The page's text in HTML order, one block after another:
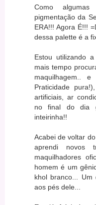
Como
pigmentação da
ERA!!! Agora É!!!
dessa palette é a
Estou utilizando
mais tempo
maquilhagem..
Praticidade
artificiais, ar
no final do dia
inteirinha!!
Acabei de voltar
aprendi novos
maquilhadores
homem é um
khol branco...
aos pés dele...